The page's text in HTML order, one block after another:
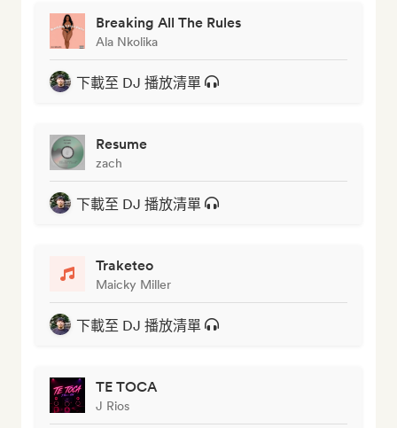
Breaking All The Rules
Ala Nkolika
下載至 DJ 播放清單
Resume
zach
下載至 DJ 播放清單
Traketeo
Maicky Miller
下載至 DJ 播放清單
TE TOCA
J Rios